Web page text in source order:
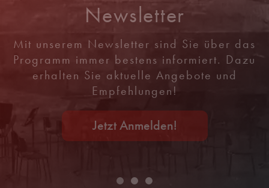
Newsletter
Mit unserem Newsletter sind Sie über das
Programm immer bestens informiert. Dazu
erhalten Sie aktuelle Angebote und
Empfehlungen!
Jetzt Anmelden!